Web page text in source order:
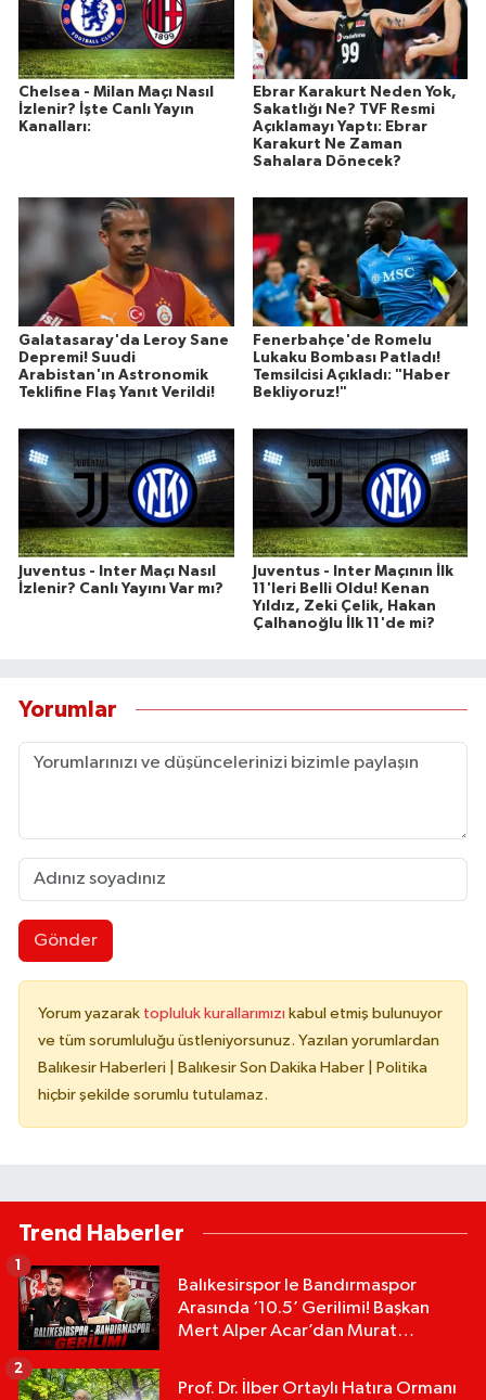
Chelsea - Milan Maçı Nasıl
İzlenir? İşte Canlı Yayın
Kanalları:
Ebrar Karakurt Neden Yok,
Sakatlığı Ne? TVF Resmi
Açıklamayı Yaptı: Ebrar
Karakurt Ne Zaman
Sahalara Dönecek?
Galatasaray'da Leroy Sane
Depremi! Suudi
Arabistan'ın Astronomik
Teklifine Flaş Yanıt Verildi!
Fenerbahçe'de Romelu
Lukaku Bombası Patladı!
Temsilcisi Açıkladı: "Haber
Bekliyoruz!"
Juventus - Inter Maçı Nasıl
İzlenir? Canlı Yayını Var mı?
Juventus - Inter Maçının İlk
11'leri Belli Oldu! Kenan
Yıldız, Zeki Çelik, Hakan
Çalhanoğlu İlk 11'de mi?
Yorumlar
Gönder
Yorum yazarak topluluk kurallarımızı kabul etmiş bulunuyor
ve tüm sorumluluğu üstleniyorsunuz. Yazılan yorumlardan
Balıkesir Haberleri | Balıkesir Son Dakika Haber | Politika
hiçbir şekilde sorumlu tutulamaz.
Trend Haberler
Balıkesirspor le Bandırmaspor
Arasında ‘10.5’ Gerilimi! Başkan
Mert Alper Acar’dan Murat
1
Prof. Dr. İlber Ortaylı Hatıra Ormanı
2